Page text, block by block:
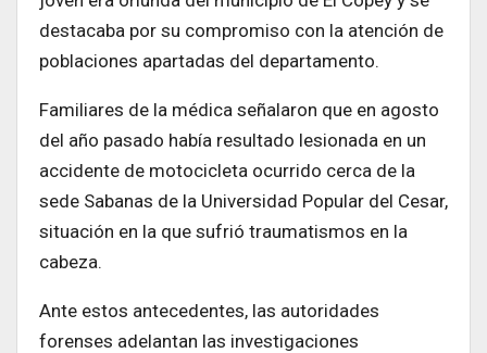
destacaba por su compromiso con la atención de
poblaciones apartadas del departamento.
Familiares de la médica señalaron que en agosto
del año pasado había resultado lesionada en un
accidente de motocicleta ocurrido cerca de la
sede Sabanas de la Universidad Popular del Cesar,
situación en la que sufrió traumatismos en la
cabeza.
Ante estos antecedentes, las autoridades
forenses adelantan las investigaciones